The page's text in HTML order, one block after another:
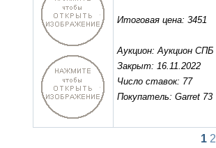
Итоговая цена: 3451
Аукцион: Аукцион СПБ
Закрыт: 16.11.2022
Число ставок: 77
Покупатель: Garret 73
1 2